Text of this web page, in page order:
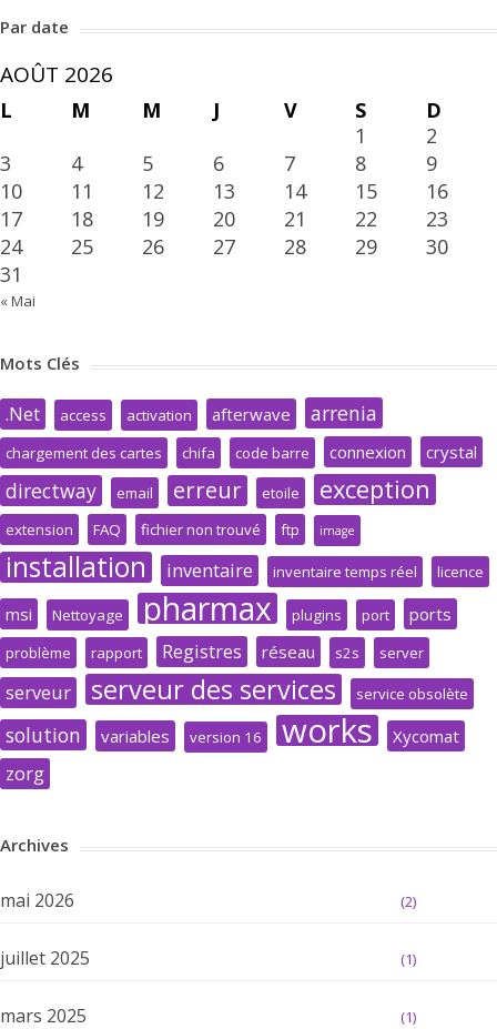
Par date
AOÛT 2026
L M M J V S
D
1
2
3
4 5 6 7 8
9
10
11 12 13 14 15
16
17
18 19 20 21 22
23
24
25 26 27 28 29
30
31
« Mai
Mots Clés
.Net access activation afterwave arrenia
chargement des cartes chifa code barre connexion crystal
directway email erreur etoile exception
extension FAQ fichier non trouvé ftp image
installation inventaire inventaire temps réel licence
msi Nettoyage pharmax plugins port ports
problème rapport Registres réseau s2s server
serveur serveur des services service obsolète
solution variables version 16 works Xycomat
zorg
Archives
mai 2026 (2)
juillet 2025 (1)
mars 2025 (1)